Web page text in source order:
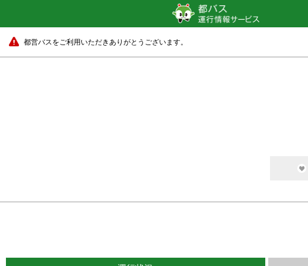
都営バスをご利用いただきありがとうございます。